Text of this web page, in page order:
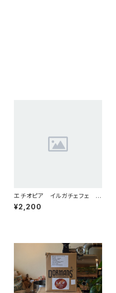
エチオピア イルガチェフェ ナ
チュラル（シティロースト）200g
¥2,200